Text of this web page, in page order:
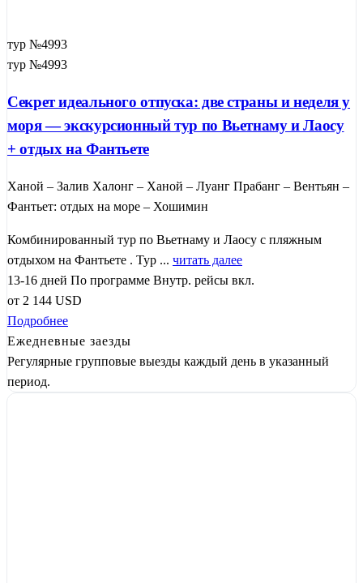
тур №4993
тур №4993
Секрет идеального отпуска: две страны и неделя у
моря — экскурсионный тур по Вьетнаму и Лаосу
+ отдых на Фантьете
Ханой – Залив Халонг – Ханой – Луанг Прабанг – Вентьян –
Фантьет: отдых на море – Хошимин
Комбинированный тур по Вьетнаму и Лаосу с пляжным
отдыхом на Фантьете . Тур ... читать далее
13-16 дней По программе Внутр. рейсы вкл.
от 2 144 USD
Подробнее
Ежедневные заезды
Регулярные групповые выезды каждый день в указанный
период.